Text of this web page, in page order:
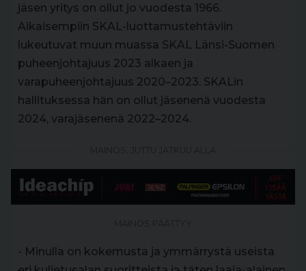
jäsen yritys on ollut jo vuodesta 1966.
Aikaisempiin SKAL-luottamustehtäviin
lukeutuvat muun muassa SKAL Länsi-Suomen
puheenjohtajuus 2023 alkaen ja
varapuheenjohtajuus 2020–2023. SKALin
hallituksessa hän on ollut jäsenenä vuodesta
2024, varajäsenenä 2022–2024.
- Minulla on kokemusta ja ymmärrystä useista